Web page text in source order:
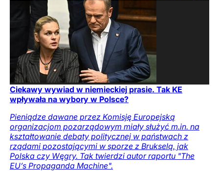
Ciekawy wywiad w niemieckiej prasie. Tak KE
wpływała na wybory w Polsce?
Pieniądze dawane przez Komisję Europejską
organizacjom pozarządowym miały służyć m.in. na
kształtowanie debaty politycznej w państwach z
rządami pozostającymi w sporze z Brukselą, jak
Polska czy Węgry. Tak twierdzi autor raportu "The
EU’s Propaganda Machine".